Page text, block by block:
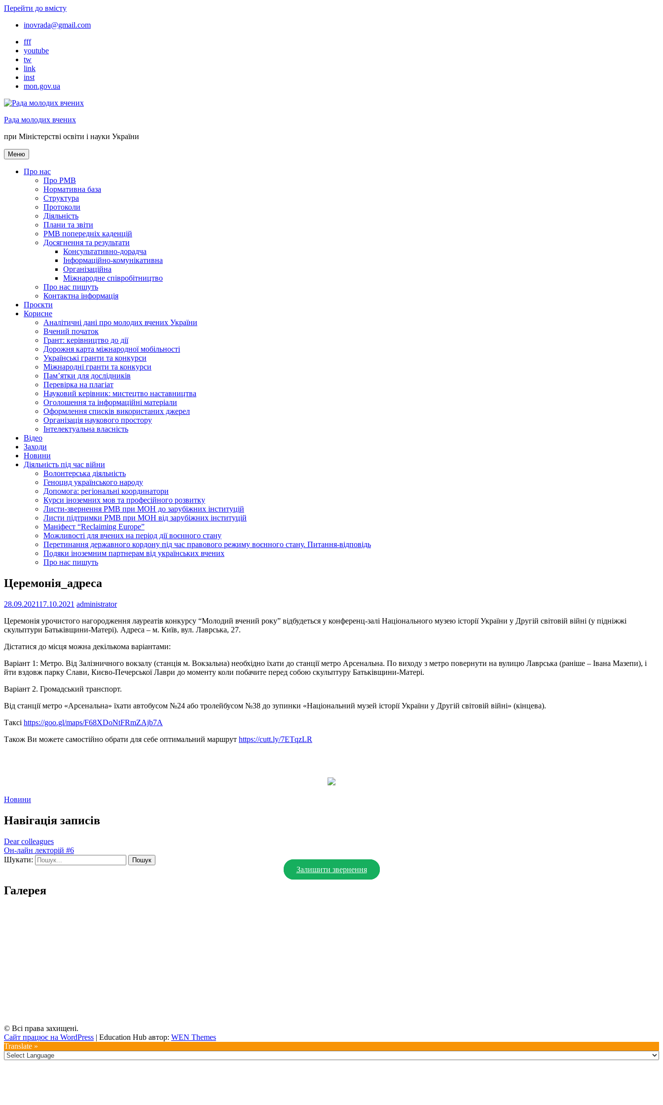
Перейти до вмісту
inovrada@gmail.com
fff
youtube
tw
link
inst
mon.gov.ua
Рада молодих вчених
при Міністерстві освіти і науки України
Меню
Про нас
Про РМВ
Нормативна база
Cтруктура
Протоколи
Діяльність
Плани та звіти
РМВ попередніх каденцій
Досягнення та результати
Консультативно-дорадча
Інформаційно-комунікативна
Організаційна
Міжнародне співробітництво
Про нас пишуть
Контактна інформація
Проєкти
Корисне
Аналітичні дані про молодих вчених України
Вчений початок
Грант: керівництво до дії
Дорожня карта міжнародної мобільності
Українські гранти та конкурси
Міжнародні гранти та конкурси
Памʼятки для дослідників
Перевірка на плагіат
Науковий керівник: мистецтво наставництва
Оголошення та інформаційні матеріали
Оформлення списків використаних джерел
Організація наукового простору
Інтелектуальна власність
Відео
Заходи
Новини
Діяльність під час війни
Волонтерська діяльність
Геноцид українського народу
Допомога: регіональні координатори
Курси іноземних мов та професійного розвитку
Листи-звернення РМВ при МОН до зарубіжних інституцій
Листи підтримки РМВ при МОН від зарубіжних інституцій
Маніфест “Reclaiming Europe”
Можливості для вчених на період дії воєнного стану
Перетинання державного кордону під час правового режиму воєнного стану. Питання-відповідь
Подяки іноземним партнерам від українських вчених
Про нас пишуть
Церемонія_адреса
28.09.202117.10.2021 administrator
Церемонія урочистого нагородження лауреатів конкурсу “Молодий вчений року” відбудеться у конференц-залі Національного музею історії України у Другій світовій війні (у підніжжі
скульптури Батьківщини-Матері). Адреса – м. Київ, вул. Лаврська, 27.
Дістатися до місця можна декількома варіантами:
Варіант 1: Метро. Від Залізничного вокзалу (станція м. Вокзальна) необхідно їхати до станції метро Арсенальна. По виходу з метро повернути на вулицю Лаврська (раніше – Івана Мазепи), і
йти вздовж парку Слави, Києво-Печерської Лаври до моменту коли побачите перед собою скульптуру Батьківщини-Матері.
Варіант 2. Громадський транспорт.
Від станції метро «Арсенальна» їхати автобусом №24 або тролейбусом №38 до зупинки «Національний музей історії України у Другій світовій війні» (кінцева).
Таксі https://goo.gl/maps/F68XDoNtFRmZAjb7A
Також Ви можете самостійно обрати для себе оптимальний маршрут https://cutt.ly/7ETqzLR
Новини
Навігація записів
Dear colleagues
Он-лайн лекторій #6
Шукати:
Залишити звернення
Галерея
© Всі права захищені.
Сайт працює на WordPress | Education Hub автор: WEN Themes
Translate »